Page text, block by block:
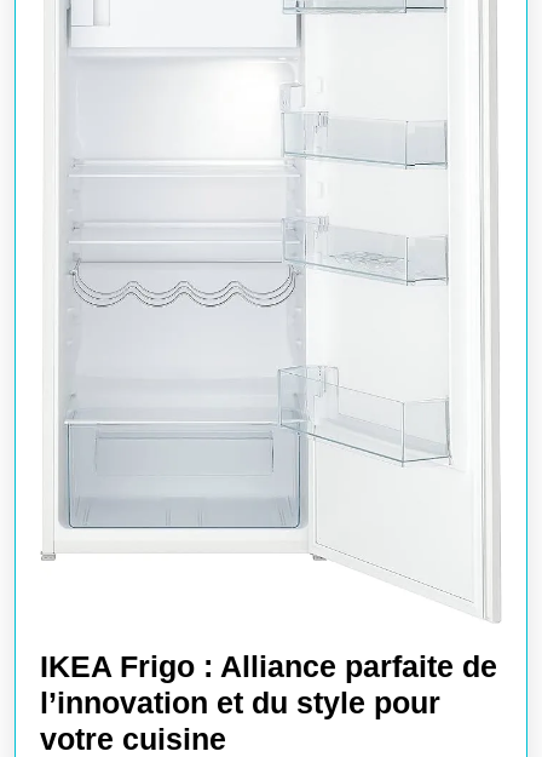
IKEA Frigo : Alliance parfaite de
l’innovation et du style pour
votre cuisine